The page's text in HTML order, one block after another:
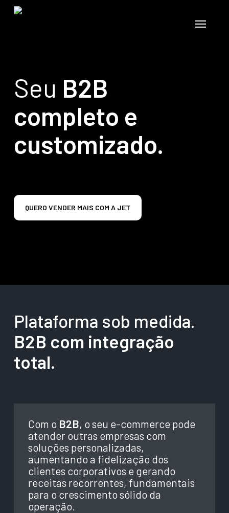
Skip
Menu
Seu B2B
completo e
customizado.
QUERO VENDER MAIS COM A JET
Plataforma sob medida.
B2B com integração
total.
Com o B2B, o seu e-commerce pode
atender outras empresas com
soluções personalizadas,
aumentando a fidelização dos
clientes corporativos e gerando
receitas recorrentes, fundamentais
para o crescimento sólido da
operação.